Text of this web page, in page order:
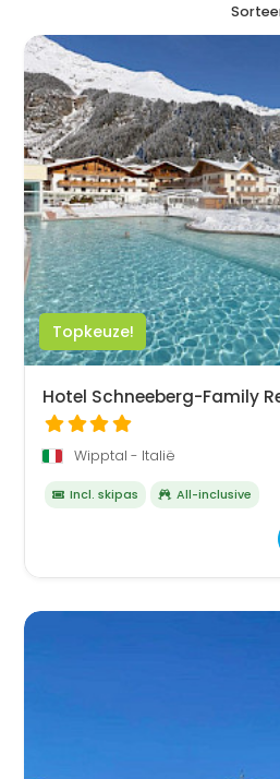
Topkeuze!
Hotel Schneeberg-Family
Wipptal - Italië
Incl. skipas All-inclusive